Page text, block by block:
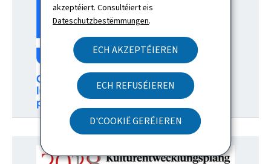
akzeptéiert. Consultéiert eis
Dateschutzbestëmmungen.
ECH AKZEPTÉIEREN
ECH REFUSÉIEREN
D'COOKIË GERÉIEREN